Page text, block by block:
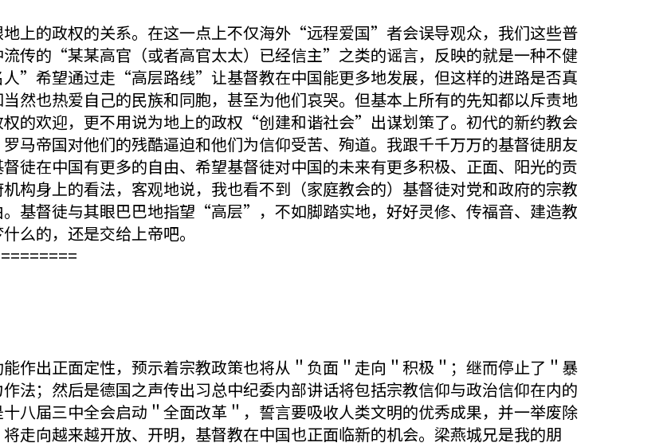
上的政权的关系。在这一点上不仅海外“远程爱国”者会误导观众，我们这些普
传的“某某高官（或者高官太太）已经信主”之类的谣言，反映的就是一种不健
”希望通过走“高层路线”让基督教在中国能更多地发展，但这样的进路是否真
然也热爱自己的民族和同胞，甚至为他们哀哭。但基本上所有的先知都以斥责地
的欢迎，更不用说为地上的政权“创建和谐社会”出谋划策了。初代的新约教会
帝国对他们的残酷逼迫和他们为信仰受苦、殉道。我跟千千万万的基督徒朋友
徒在中国有更多的自由、希望基督徒对中国的未来有更多积极、正面、阳光的贡
身上的看法，客观地说，我也看不到（家庭教会的）基督徒对党和政府的宗教
基督徒与其眼巴巴地指望“高层”，不如脚踏实地，好好灵修、传福音、建造教
么的，还是交给上帝吧。
作出正面定性，预示着宗教政策也将从＂负面＂走向＂积极＂；继而停止了＂暴
法；然后是德国之声传出习总中纪委内部讲话将包括宗教信仰与政治信仰在内的
八届三中全会启动＂全面改革＂，誓言要吸收人类文明的优秀成果，并一举废除
走向越来越开放、开明，基督教在中国也正面临新的机会。梁燕城兄是我的朋